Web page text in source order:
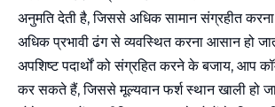
अनुमति देती है, जिससे अधिक सामान संग्रहीत करना
अधिक प्रभावी ढंग से व्यवस्थित करना आसान हो
अपशिष्ट पदार्थों को संग्रहित करने के बजाय, आप
कर सकते हैं, जिससे मूल्यवान फर्श स्थान खाली हो